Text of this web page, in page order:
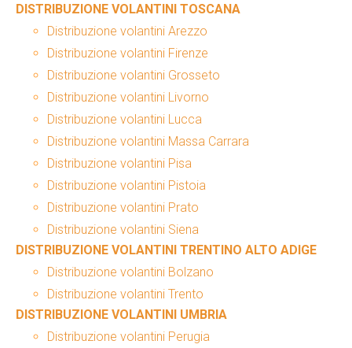
DISTRIBUZIONE VOLANTINI TOSCANA
Distribuzione volantini Arezzo
Distribuzione volantini Firenze
Distribuzione volantini Grosseto
Distribuzione volantini Livorno
Distribuzione volantini Lucca
Distribuzione volantini Massa Carrara
Distribuzione volantini Pisa
Distribuzione volantini Pistoia
Distribuzione volantini Prato
Distribuzione volantini Siena
DISTRIBUZIONE VOLANTINI TRENTINO ALTO ADIGE
Distribuzione volantini Bolzano
Distribuzione volantini Trento
DISTRIBUZIONE VOLANTINI UMBRIA
Distribuzione volantini Perugia